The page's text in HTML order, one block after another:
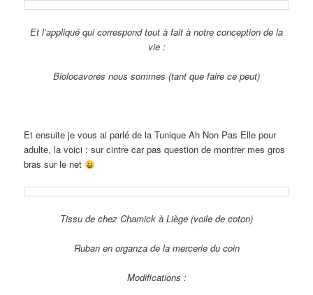
Et l’appliqué qui correspond tout à fait à notre conception de la
vie :
Biolocavores nous sommes (tant que faire ce peut)
Et ensuite je vous ai parlé de la Tunique Ah Non Pas Elle pour
adulte, la voici : sur cintre car pas question de montrer mes gros
bras sur le net
Tissu de chez Chamick à Liège (voile de coton)
Ruban en organza de la mercerie du coin
Modifications :